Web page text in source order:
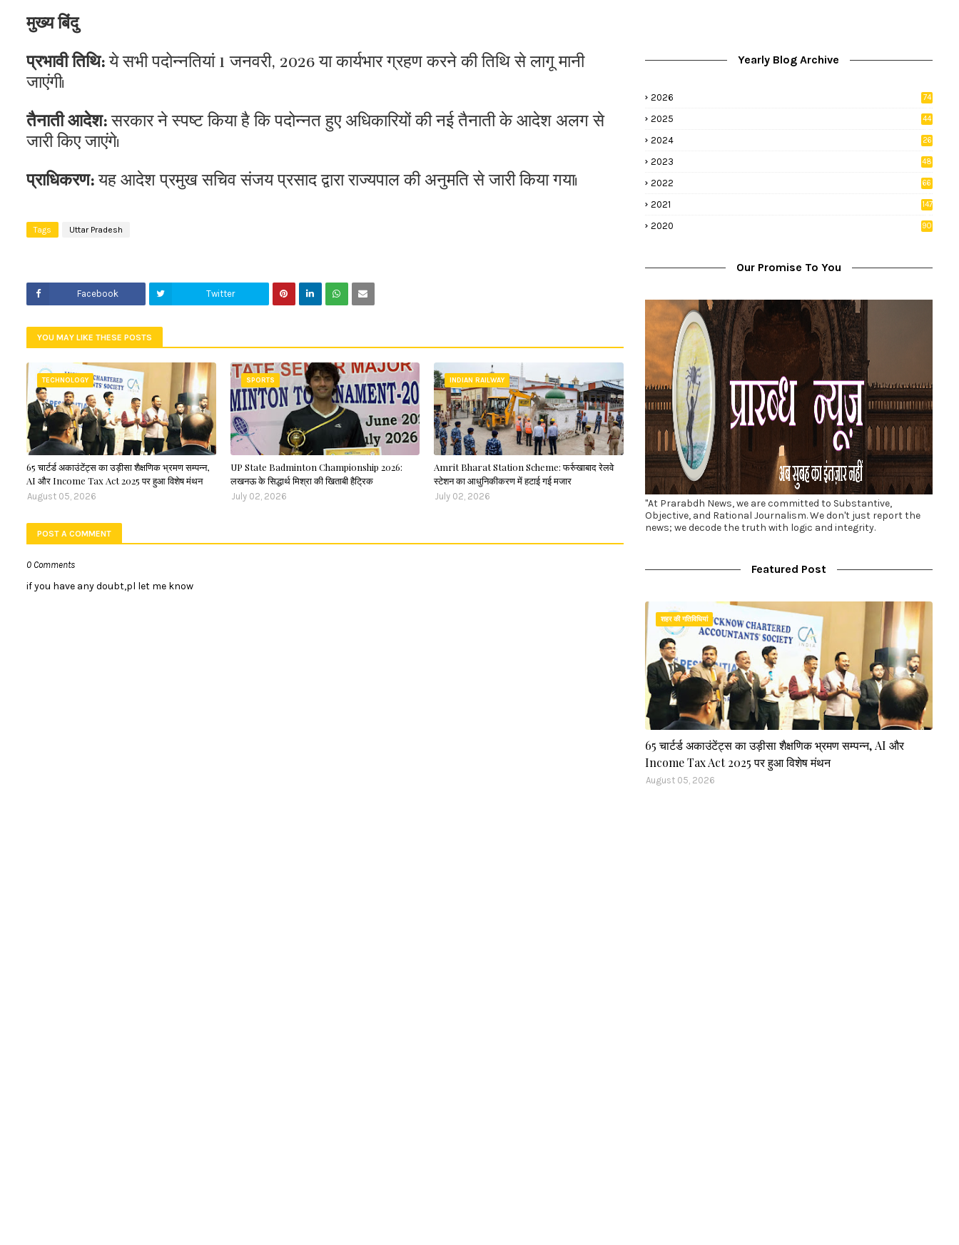
मुख्य बिंदु
प्रभावी तिथि:ये सभी पदोन्नतियां 1 जनवरी, 2026 या कार्यभार ग्रहण करने की तिथि से लागू मानी
जाएंगी।
तैनाती आदेश:सरकार ने स्पष्ट किया है कि पदोन्नत हुए अधिकारियों की नई तैनाती के आदेश अलग से
जारी किए जाएंगे।
प्राधिकरण:यह आदेश प्रमुख सचिव संजय प्रसाद द्वारा राज्यपाल की अनुमति से जारी किया गया।
Tags Uttar Pradesh
Facebook Twitter
YOU MAY LIKE THESE POSTS
TECHNOLOGY
65 चार्टर्ड अकाउंटेंट्स का उड़ीसा शैक्षणिक भ्रमण सम्पन्न,
AI और Income Tax Act 2025 पर हुआ विशेष मंथन
August 05, 2026
SPORTS
UP State Badminton Championship 2026:
लखनऊ के सिद्धार्थ मिश्रा की खिताबी हैट्रिक
July 02, 2026
INDIAN RAILWAY
Amrit Bharat Station Scheme: फर्रुखाबाद रेलवे
स्टेशन का आधुनिकीकरण में हटाई गई मजार
July 02, 2026
POST A COMMENT
0 Comments
if you have any doubt,pl let me know
Yearly Blog Archive
2026
74
2025
44
2024
26
2023 48
2022
66
2021
147
2020
90
Our Promise To You
"At Prarabdh News, we are committed to Substantive,
Objective, and Rational Journalism. We don't just report the
news; we decode the truth with logic and integrity.
Featured Post
शहर की गतिविधियां
65 चार्टर्ड अकाउंटेंट्स का उड़ीसा शैक्षणिक भ्रमण सम्पन्न, AI और
Income Tax Act 2025 पर हुआ विशेष मंथन
August 05, 2026